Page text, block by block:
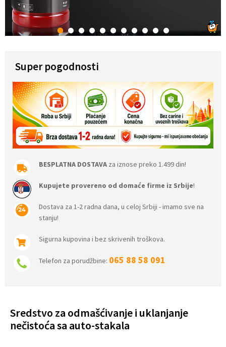
1 2 3 4 5 6 7 8 9 10 11
Super pogodnosti
BESPLATNA DOSTAVA za iznose preko 1.499 din!
Kupujete provereno od domaće firme iz Srbije!
Dostava za 1-2 radna dana, u celoj Srbiji - imamo sve na
stanju!
Sigurna kupovina i bez skrivenih troškova.
Telefon za porudžbine: 065 88 58 091
Sredstvo za odmašćivanje i uklanjanje
nečistoća sa auto-stakala